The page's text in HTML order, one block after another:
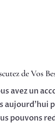
de Vos
avez un
aujourd'hui
pouvons